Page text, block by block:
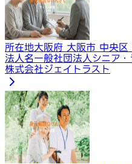
所在地大阪府 大阪市 中央区
法人名一般社団法人シニア
株式会社ジェイトラスト